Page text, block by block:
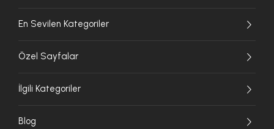
En Sevilen Kategoriler
Özel Sayfalar
İlgili Kategoriler
Blog